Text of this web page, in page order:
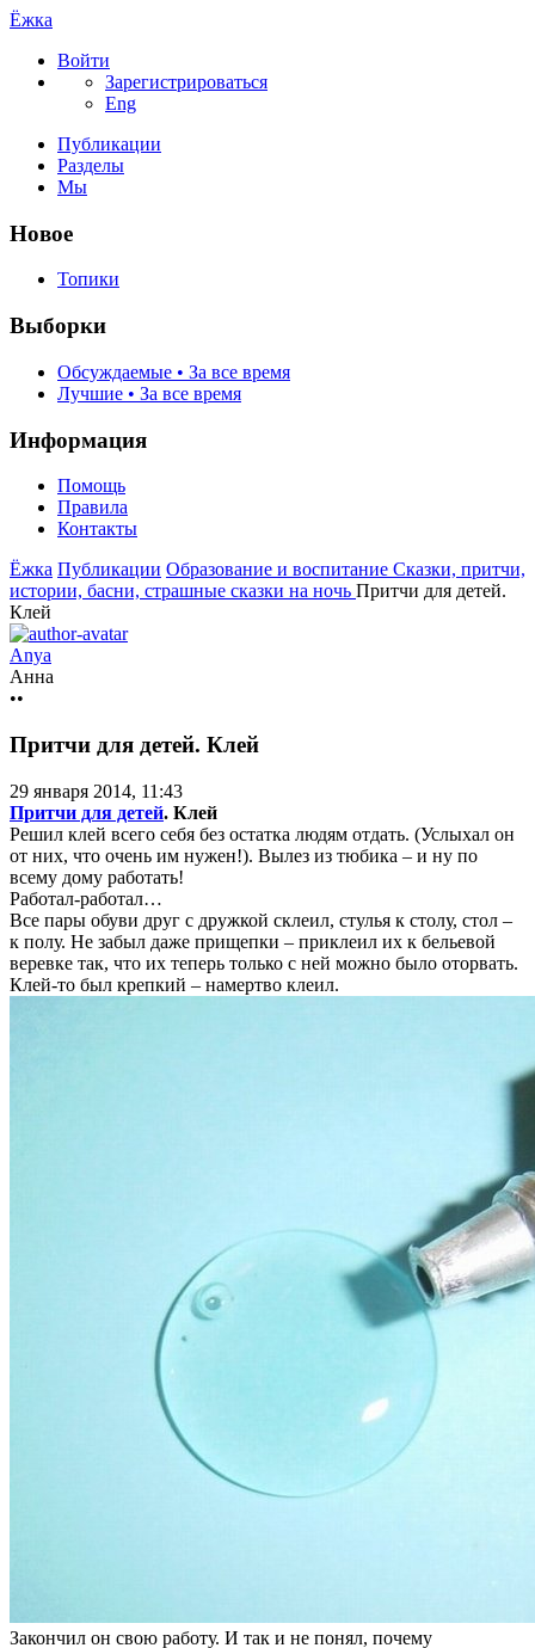
Ёжка
Войти
Зарегистрироваться
Eng
Публикации
Разделы
Мы
Новое
Топики
Выборки
Обсуждаемые • За все время
Лучшие • За все время
Информация
Помощь
Правила
Контакты
Ёжка Публикации Образование и воспитание Сказки, притчи,
истории, басни, страшные сказки на ночь Притчи для детей.
Клей
Anya
Анна
••
Притчи для детей. Клей
29 января 2014, 11:43
Притчи для детей. Клей
Решил клей всего себя без остатка людям отдать. (Услыхал он
от них, что очень им нужен!). Вылез из тюбика – и ну по
всему дому работать!
Работал-работал…
Все пары обуви друг с дружкой склеил, стулья к столу, стол –
к полу. Не забыл даже прищепки – приклеил их к бельевой
веревке так, что их теперь только с ней можно было оторвать.
Клей-то был крепкий – намертво клеил.
Закончил он свою работу. И так и не понял, почему